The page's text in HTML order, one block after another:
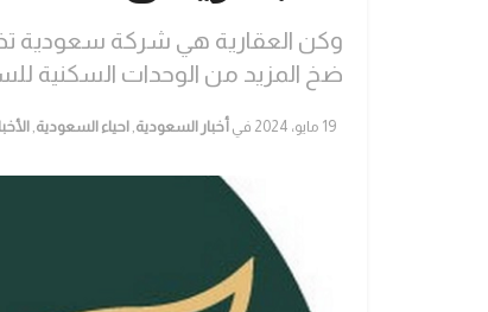
وكن العقارية هي شركة سعودية
ضخ المزيد من الوحدات السكنية
19 مايو، 2024 في أخبار السعودية احياء السعودية